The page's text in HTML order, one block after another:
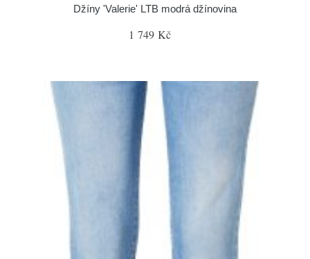
Džíny 'Valerie' LTB modrá džínovina
1 749 Kč